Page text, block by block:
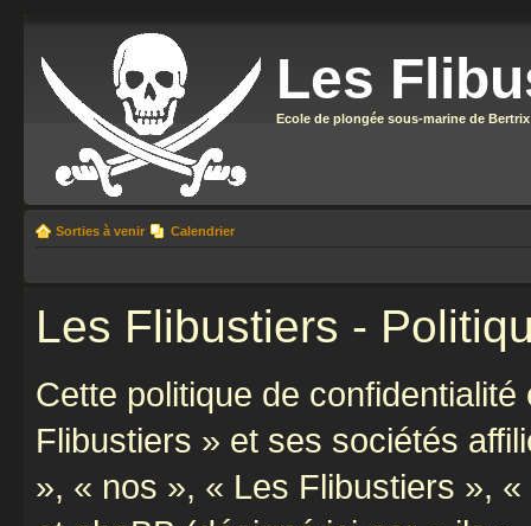
Les
Ecole de plongée sous-marine de Bertrix
Sorties à venir Calendrier
Les Flibustiers -
Cette politique de
Flibustiers » et ses sociétés
», « nos », « Les Flibustiers »,